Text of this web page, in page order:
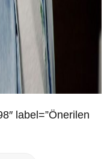
label=”Önerilen